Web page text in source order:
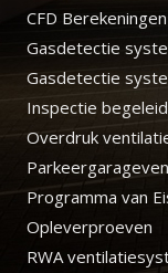
CFD Berekeningen
Gasdetectie
Gasdetectie
Inspectie
Overdruk
Programma van
Opleverproeven
RWA